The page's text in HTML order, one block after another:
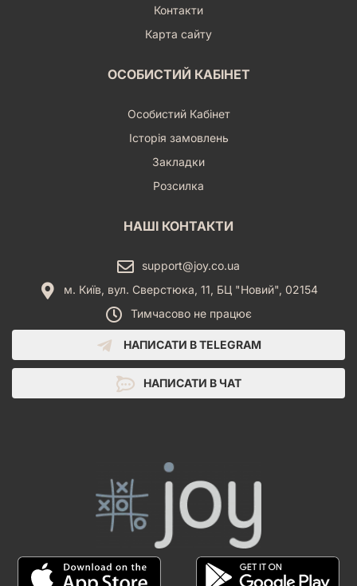
Контакти
Карта сайту
ОСОБИСТИЙ КАБІНЕТ
Особистий Кабінет
Історія замовлень
Закладки
Розсилка
НАШІ КОНТАКТИ
support@joy.co.ua
м. Київ, вул. Сверстюка, 11, БЦ "Новий", 02154
Тимчасово не працює
НАПИСАТИ В TELEGRAM
НАПИСАТИ В ЧАТ